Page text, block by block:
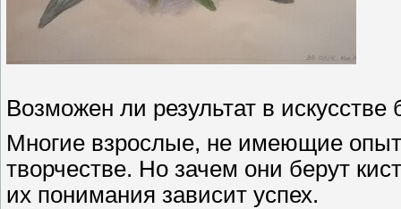
Возможен ли результат в
Многие взрослые, не имеющие
творчестве. Но зачем они берут
их понимания зависит успех.